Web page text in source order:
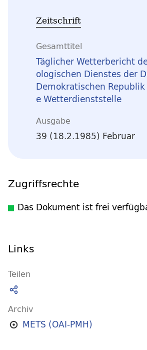
Zeitschrift
Gesamttitel
Täglicher Wetterbericht
ologischen Dienstes der
Demokratischen
e Wetterdienststelle
Ausgabe
39 (18.2.1985) Februar
Zugriffsrechte
Das Dokument ist frei
Links
Teilen
Archiv
METS (OAI-PMH)